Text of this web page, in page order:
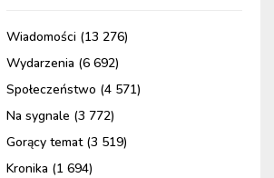
Wiadomości (13 276)
Wydarzenia (6 692)
Społeczeństwo (4 571)
Na sygnale (3 772)
Gorący temat(3 519)
Kronika (1 694)